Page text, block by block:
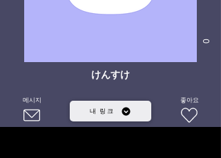
0
けんすけ
메시지
내 링크
좋아요